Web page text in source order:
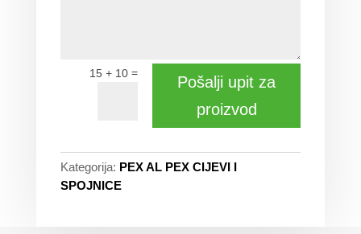
15 + 10=
Pošalji upit za
proizvod
Kategorija: PEX AL PEX CIJEVI I
SPOJNICE